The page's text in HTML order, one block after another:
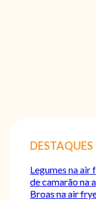
DESTAQUES
Legumes na air
de camarão na
Broas na air